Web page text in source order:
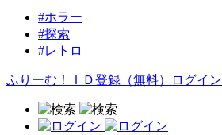
#ホラー
#探索
#レトロ
ふりーむ！ＩＤ登録（無料） ログイン